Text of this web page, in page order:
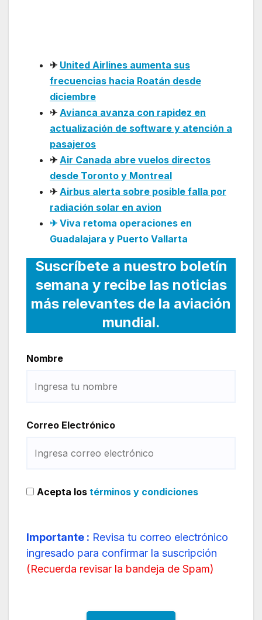
✈ United Airlines aumenta sus
frecuencias hacia Roatán desde
diciembre
✈ Avianca avanza con rapidez en
actualización de software y atención a
pasajeros
✈ Air Canada abre vuelos directos
desde Toronto y Montreal
✈ Airbus alerta sobre posible falla por
radiación solar en avion
✈ Viva retoma operaciones en
Guadalajara y Puerto Vallarta
Suscríbete a nuestro boletín
semana y recibe las noticias
más relevantes de la aviación
mundial.
Nombre
Correo Electrónico
Acepta los términos y condiciones
Importante : Revisa tu correo electrónico
ingresado para confirmar la suscripción
(Recuerda revisar la bandeja de Spam)